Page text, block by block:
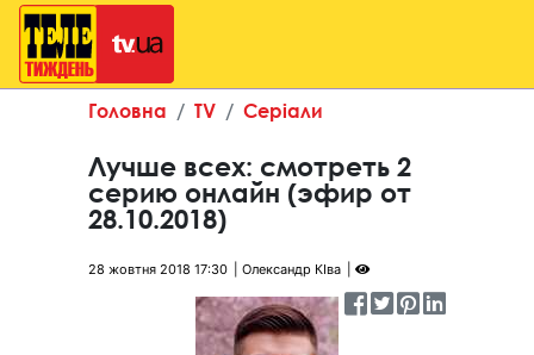
Головна TV Серіали
Лучше всех: смотреть 2
серию онлайн (эфир от
28.10.2018)
28 жовтня 2018 17:30 Олександр КІва